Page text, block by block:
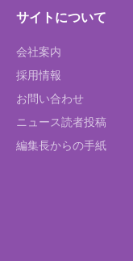
サイトについて
会社案内
採用情報
お問い合わせ
ニュース読者投稿
編集長からの手紙